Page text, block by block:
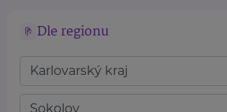
Dle regionu